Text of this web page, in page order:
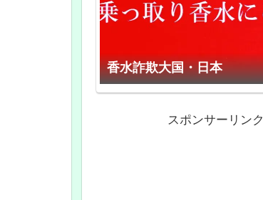
香水詐欺大国・日本
スポンサーリンク